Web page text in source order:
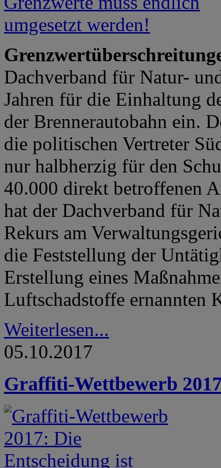
Dachverband für Natur-
Jahren für die Einhaltung
der Brennerautobahn ein.
die politischen Vertreter
nur halbherzig für den
40.000 direkt betroffenen
hat der Dachverband für
Rekurs am
die Feststellung der
Erstellung eines
Luftschadstoffe ernannten
Weiterlesen...
05.10.2017
Graffiti-Wettbewerb